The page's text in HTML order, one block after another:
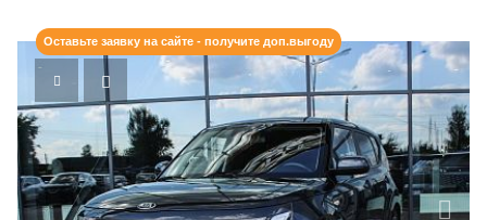
Оставьте заявку на сайте - получите доп.выгоду